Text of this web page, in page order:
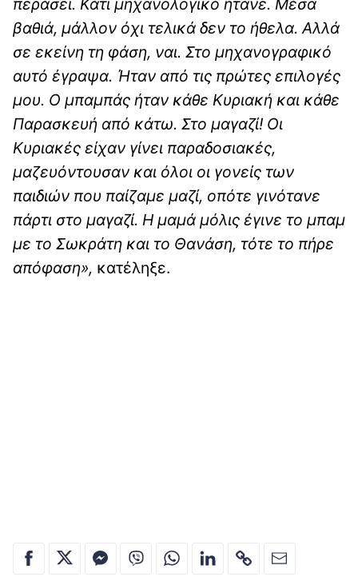
περάσει. Κάτι μηχανολογικό ήτανε. Μέσα
βαθιά, μάλλον όχι τελικά δεν το ήθελα. Αλλά
σε εκείνη τη φάση, ναι. Στο μηχανογραφικό
αυτό έγραψα. Ήταν από τις πρώτες επιλογές
μου. Ο μπαμπάς ήταν κάθε Κυριακή και κάθε
Παρασκευή από κάτω. Στο μαγαζί! Οι
Κυριακές είχαν γίνει παραδοσιακές,
μαζευόντουσαν και όλοι οι γονείς των
παιδιών που παίζαμε μαζί, οπότε γινότανε
πάρτι στο μαγαζί. Η μαμά μόλις έγινε το μπαμ
με το Σωκράτη και το Θανάση, τότε το πήρε
απόφαση», κατέληξε.